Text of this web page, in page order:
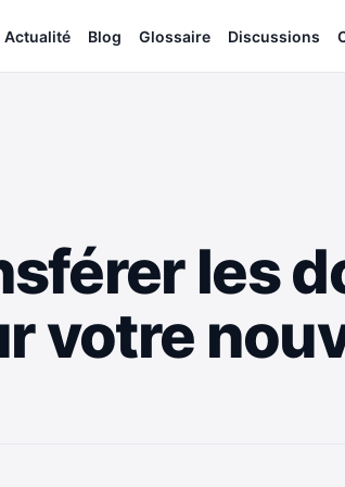
Actualité Blog Glossaire Discussions
les
votre